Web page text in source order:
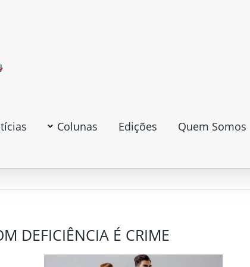
Colunas Edições Quem Somos
DEFICIÊNCIA É CRIME